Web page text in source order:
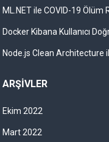
ML.NET ile COVID-19 Ölüm
Docker Kibana Kullanıcı
Node.js Clean Architecture
ARŞIVLER
Ekim 2022
Mart 2022